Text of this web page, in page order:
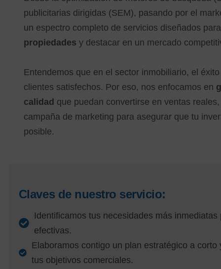
publicitarias dirigidas (SEM), pasando por el
un espectro completo de servicios diseñados
propiedades y destacar en un mercado
Entendemos que en el sector inmobiliario, el
clientes satisfechos. Por eso, nos enfocamos en
calidad que puedan convertirse en ventas
campaña de marketing para asegurar que tu
posible.
Claves de nuestro servicio:
Identificamos tus necesidades más
efectivas.
Elaboramos contigo un plan estratégico a
tus objetivos comerciales.